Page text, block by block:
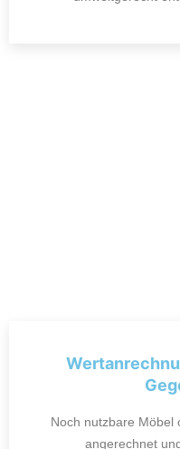
Noch nutzbare Möbel
angerechnet